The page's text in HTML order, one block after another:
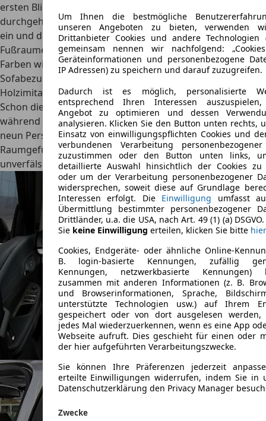
ersten Blick eher an ein Wohnzimmer als an ein Auto: Die
durchgehende Sitzbank in der Frontlädt zum Entspannen
ein und die übliche Verkleidung der Türen und des
Fußraumes mit farbigem Plüsch, nicht selten in knalligen
Farben wie Lila oder Rot, geht beinahe als ausgefallener
Sofabezug durch. Genauso fallen die Applikationen aus
Holzimitat auf dem Armaturenbrett direkt ins Auge.
Schon die Limousine bietet Sitze für sechs Personen,
während im Kombi mit einer zweiten Rückbank sogar
neun Personen Platz finden. Mit dem großzügigen
Raumgefühl und der gemütlichen Innenausstattung ist ein
unverfälschtes US-Car-Feeling in dem Chevy garantiert.
Um Ihnen die bestmögliche
unseren Angeboten zu bieten, verwenden
Drittanbieter Cookies und andere Technologien
gemeinsam nennen wir nachfolgend:
Geräteinformationen und personenbezogene
IP Adressen) zu speichern und darauf zuzugreifen.
Dadurch ist es möglich, personalisierte
entsprechend Ihren Interessen
Angebot zu optimieren und dessen
analysieren. Klicken Sie den Button unten rechts,
Einsatz von einwilligungspflichten Cookies und
verbundenen Verarbeitung
zuzustimmen oder den Button unten links,
detaillierte Auswahl hinsichtlich der Cookies zu
oder um der Verarbeitung personenbezogener
widersprechen, soweit diese auf Grundlage
Interessen erfolgt. Die Einwilligung umfasst
Übermittlung bestimmter personenbezogener
Drittländer, u.a. die USA, nach Art. 49 (1) (a)
Sie keine Einwilligung erteilen, klicken Sie bitte hier
Cookies, Endgeräte- oder ähnliche Online-
B. login-basierte Kennungen, zufällig
Kennungen, netzwerkbasierte Kennungen)
zusammen mit anderen Informationen (z. B.
und Browserinformationen, Sprache,
unterstützte Technologien usw.) auf Ihrem
gespeichert oder von dort ausgelesen
jedes Mal wiederzuerkennen, wenn es eine App
Webseite aufruft. Dies geschieht für einen oder
der hier aufgeführten Verarbeitungszwecke.
Sie können Ihre Präferenzen jederzeit
erteilte Einwilligungen widerrufen, indem Sie in
Datenschutzerklärung den Privacy Manager
Zwecke